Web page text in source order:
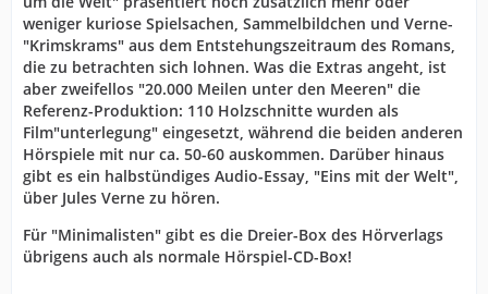
weniger kuriose Spielsachen, Sammelbildchen und Verne-
"Krimskrams" aus dem Entstehungszeitraum des Romans,
die zu betrachten sich lohnen. Was die Extras angeht, ist
aber zweifellos "20.000 Meilen unter den Meeren" die
Referenz-Produktion: 110 Holzschnitte wurden als
Film"unterlegung" eingesetzt, während die beiden anderen
Hörspiele mit nur ca. 50-60 auskommen. Darüber hinaus
gibt es ein halbstündiges Audio-Essay, "Eins mit der Welt",
über Jules Verne zu hören.
Für "Minimalisten" gibt es die Dreier-Box des Hörverlags
übrigens auch als normale Hörspiel-CD-Box!